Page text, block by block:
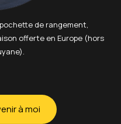
de rangement,
offerte en Europe (hors
à moi